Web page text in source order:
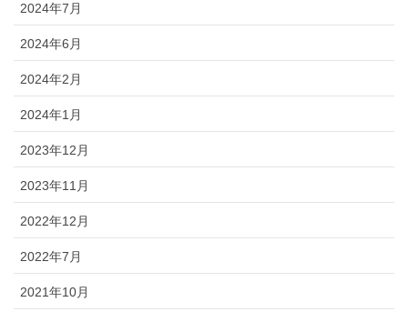
2024年7月
2024年6月
2024年2月
2024年1月
2023年12月
2023年11月
2022年12月
2022年7月
2021年10月